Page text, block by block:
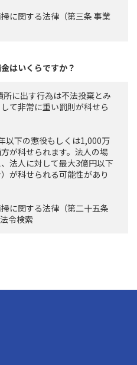
に関する法律（第三条 事業
はいくらですか？
に出す行為は不法投棄とみ
て非常に重い罰則が科せら
以下の懲役もしくは1,000万
が科せられます。法人の場
法人に対して最大3億円以下
が科せられる可能性があり
に関する法律（第二十五条
令検索